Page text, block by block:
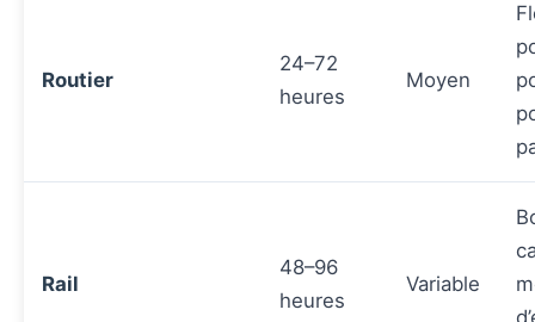
Routier
24–72
heures
Moyen
Rail
48–96
heures
Variable